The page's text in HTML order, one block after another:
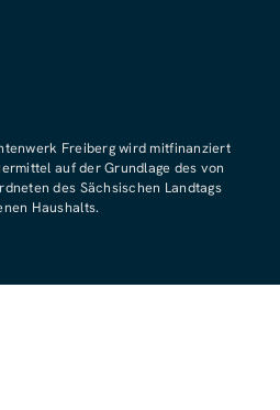
Freiberg wird mitfinanziert
auf der Grundlage des von
des Sächsischen Landtags
Haushalts.